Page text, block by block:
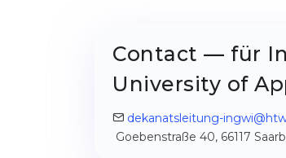
Contact — für
University of
dekanatsleitung-
Goebenstraße 40, 66117